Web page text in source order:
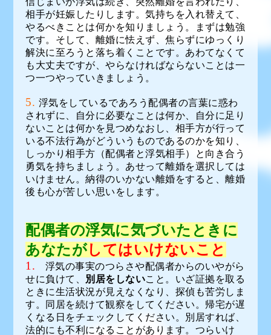
相手が妊娠したりします。気持ちを入れ替えて、
やるべきことは何かを知りましょう。まずは勉強
です。そして、離婚に怯えず、焦らずにゆっくり
解決に至ろうと落ち着くことです。あわてなくて
も大丈夫ですが、やらなければならないことは一
つ一つやっていきましょう。
5. 浮気をしているであろう配偶者の言葉に惑わ
されずに、自分に必要なことは何か、自分に足り
ないことは何かを見つめなおし、相手方が行って
いる不法行為がどういうものであるのかを知り、
しっかり相手方（配偶者と浮気相手）と向き合う
勇気を持ちましょう。あせって離婚を選択しては
いけません。納得のいかない離婚をすると、離婚
後も心が苦しい思いをします。
配偶者の浮気に気づいたときに
あなたがしてはいけないこと
1. 浮気の事実のつらさや配偶者からのいやがら
せに負けて、 別居をしないこと。いざ証拠を取る
ときに生活状況が見えなくなり、探偵も苦労しま
す。同居を続けて観察をしてください。帰宅が遅
くなる日をチェックしてください。別居すれば、
法的にも不利になることがあります。つらいけ